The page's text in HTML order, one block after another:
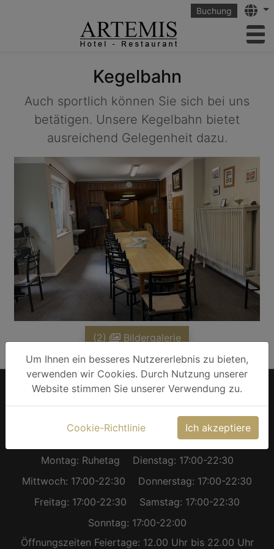
Buchung
Kegelbahn
Auch sportlich können Sie sich bei uns
betätigen. Unsere Kegelbahn bietet
ausreichend Gelegenheit dazu.
(2) Bildergalerie
Restaurant Öffnungszeiten
Montag: Ruhetag
Dienstag: 17:00-22:30
Mittwoch: 17:00-22:30
Donnerstag: 17:00-22:30
Freitag: 17:00-22:30
Samstag: 17:00-22:30
Sonntag: 17:00-22:00
Öffnungszeiten Feiertage: 12.00 Uhr bis 22.00 Uhr
Um Ihnen ein besseres Nutzererlebnis zu bieten,
verwenden wir Cookies. Durch Nutzung unserer
Website stimmen Sie unserer Verwendung zu.
Cookie-Richtlinie Ich akzeptiere